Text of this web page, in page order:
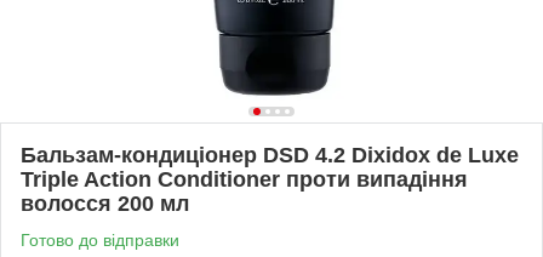
Бальзам-кондиціонер DSD 4.2 Dixidox de Luxe
Triple Action Conditioner проти випадіння
волосся 200 мл
Готово до відправки